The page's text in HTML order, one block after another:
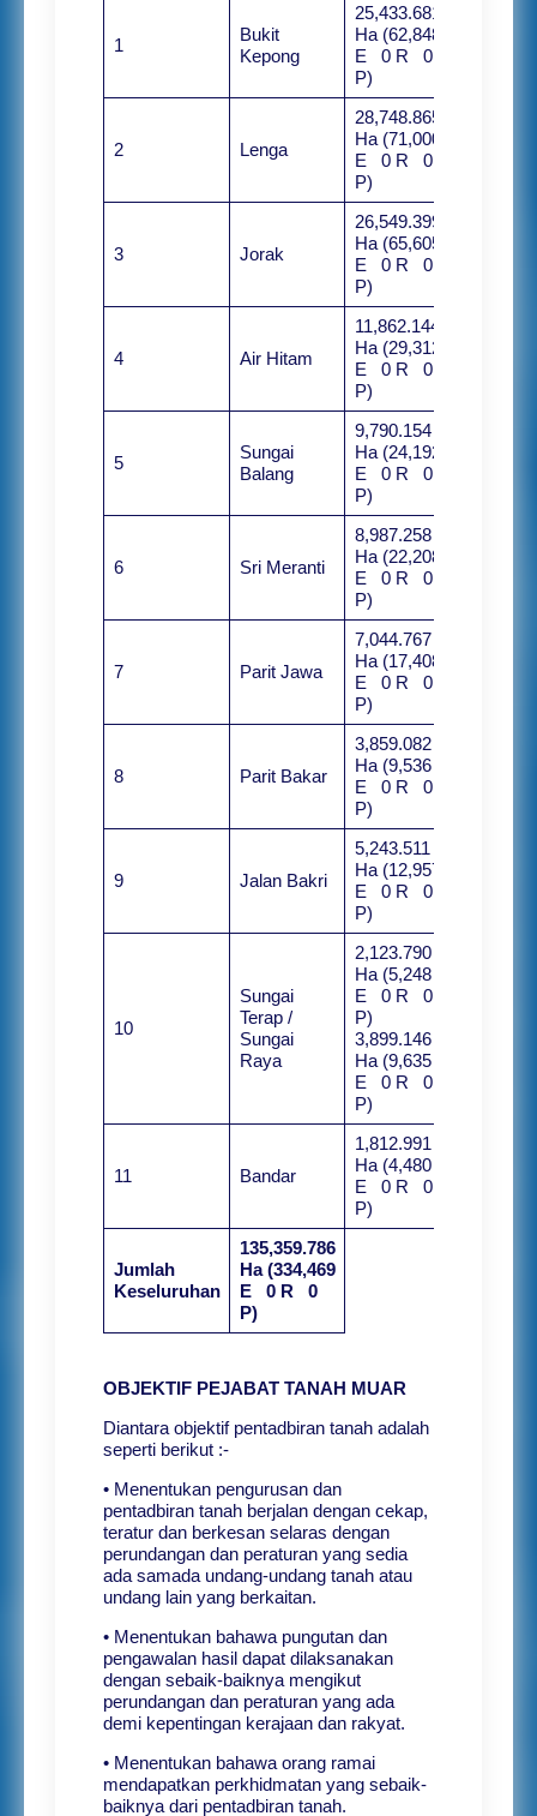
1
Bukit
Kepong
25,433.681
Ha (62,848
E 0 R 0
P)
2 Lenga
28,748.865
Ha (71,000
E 0 R 0
P)
3 Jorak
26,549.399
Ha (65,605
E 0 R 0
P)
4 Air Hitam
11,862.144
Ha (29,312
E 0 R 0
P)
5
Sungai
Balang
9,790.154
Ha (24,192
E 0 R 0
P)
6 Sri Meranti
8,987.258
Ha (22,208
E 0 R 0
P)
7 Parit Jawa
7,044.767
Ha (17,408
E 0 R 0
P)
8 Parit Bakar
3,859.082
Ha (9,536
E 0 R 0
P)
9 Jalan Bakri
5,243.511
Ha (12,957
E 0 R 0
P)
10
Sungai
Terap /
Sungai
Raya
2,123.790
Ha (5,248
E 0 R 0
P)
3,899.146
Ha (9,635
E 0 R 0
P)
11 Bandar
1,812.991
Ha (4,480
E 0 R 0
P)
Jumlah
Keseluruhan
135,359.786
Ha (334,469
E 0 R 0
P)
OBJEKTIF PEJABAT TANAH MUAR
Diantara objektif pentadbiran tanah adalah
seperti berikut :-
• Menentukan pengurusan dan
pentadbiran tanah berjalan dengan cekap,
teratur dan berkesan selaras dengan
perundangan dan peraturan yang sedia
ada samada undang-undang tanah atau
undang lain yang berkaitan.
• Menentukan bahawa pungutan dan
pengawalan hasil dapat dilaksanakan
dengan sebaik-baiknya mengikut
perundangan dan peraturan yang ada
demi kepentingan kerajaan dan rakyat.
• Menentukan bahawa orang ramai
mendapatkan perkhidmatan yang sebaik-
baiknya dari pentadbiran tanah.